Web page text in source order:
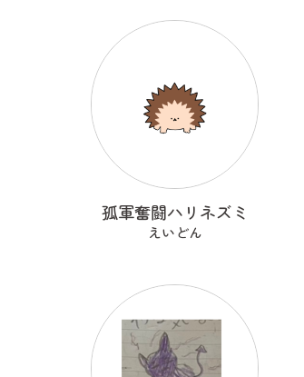
孤軍奮闘ハリネズミ
えいどん